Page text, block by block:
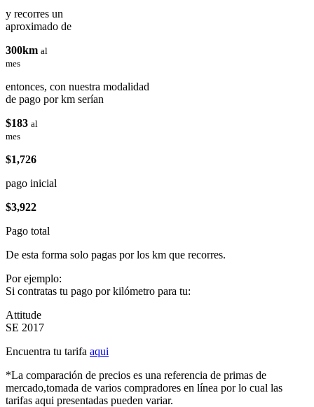
y recorres un
aproximado de
300km al
mes
entonces, con nuestra modalidad
de pago por km serían
$183 al
mes
$1,726
pago inicial
$3,922
Pago total
De esta forma solo pagas por los km que recorres.
Por ejemplo:
Si contratas tu pago por kilómetro para tu:
Attitude
SE 2017
Encuentra tu tarifa aqui
*La comparación de precios es una referencia de primas de
mercado,tomada de varios compradores en línea por lo cual las
tarifas aqui presentadas pueden variar.